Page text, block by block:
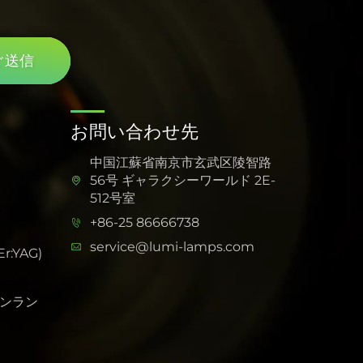
送信
ラン
お問い合わせ先
中国江蘇省南京市玄武区陵智路
56号 ギャラクシーワールド 2E-
512号室
+86-25 86666738
service@lumi-lamps.com